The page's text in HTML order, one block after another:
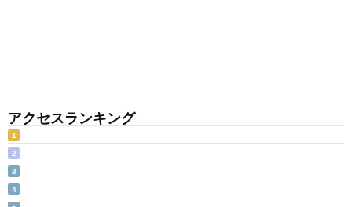
アクセスランキング
1
2
3
4